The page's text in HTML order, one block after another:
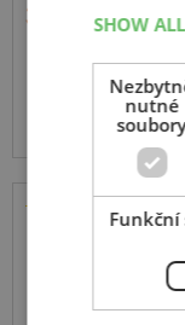
3 981 Kč
SHOW
nutné
Funkční